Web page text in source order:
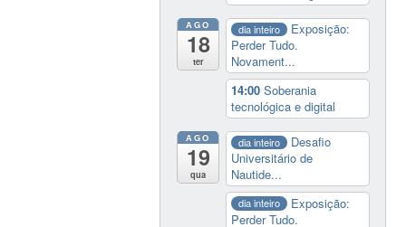
AGO
18
ter
dia inteiro
Exposição:
Perder Tudo.
Novament...
14:00Soberania
tecnológica e digital
AGO
19
qua
dia inteiro
Desafio
Universitário de
Nautide...
dia inteiro
Exposição:
Perder Tudo.